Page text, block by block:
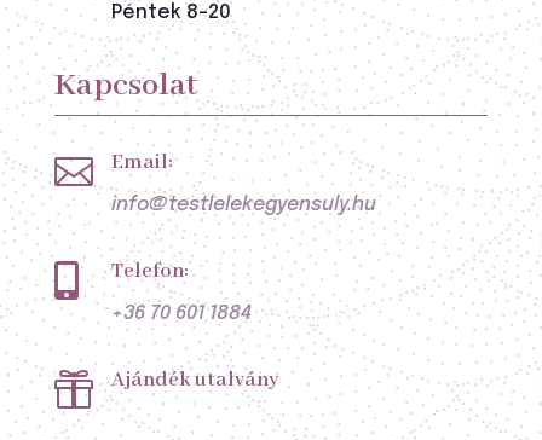
Péntek 8-20
Kapcsolat
 Email:
info@testlelekegyensuly.hu
 Telefon:
+36 70 601 1884
 Ajándék utalvány